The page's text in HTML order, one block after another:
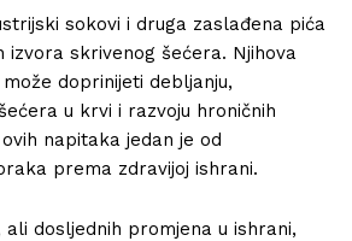
sokovi i druga zaslađena pića
izvora skrivenog šećera. Njihova
doprinijeti debljanju,
u krvi i razvoju hroničnih
napitaka jedan je od
prema zdravijoj ishrani.
ali dosljednih promjena u ishrani,